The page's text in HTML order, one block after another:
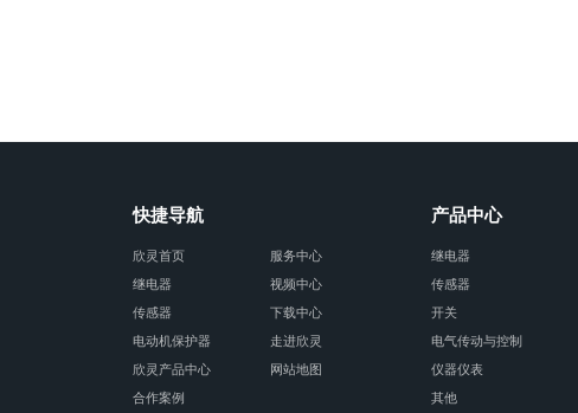
快捷导航
欣灵首页
服务中心
继电器
视频中心
传感器
下载中心
电动机保护器
走进欣灵
欣灵产品中心
网站地图
合作案例
产品中心
继电器
传感器
开关
电气传动与控制
仪器仪表
其他